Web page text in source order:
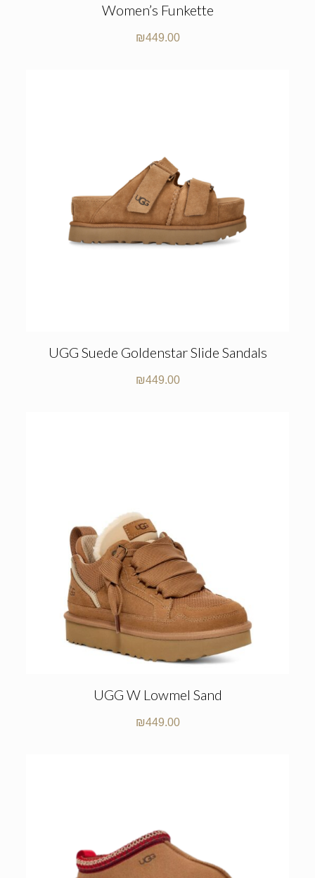
Women’s Funkette
₪449.00
UGG Suede Goldenstar Slide Sandals
₪449.00
UGG W Lowmel Sand
₪449.00